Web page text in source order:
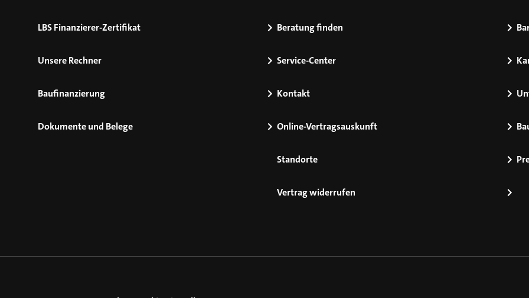
LBS Finanzierer-Zertifikat
Unsere Rechner
Baufinanzierung
Dokumente und Belege
Beratung finden
Service-Center
Kontakt
Online-Vertragsauskunft
Standorte
Vertrag widerrufen